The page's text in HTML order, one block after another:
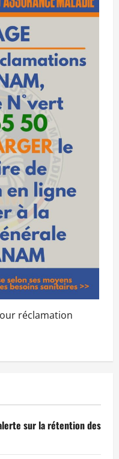
réclamation
sur la rétention des